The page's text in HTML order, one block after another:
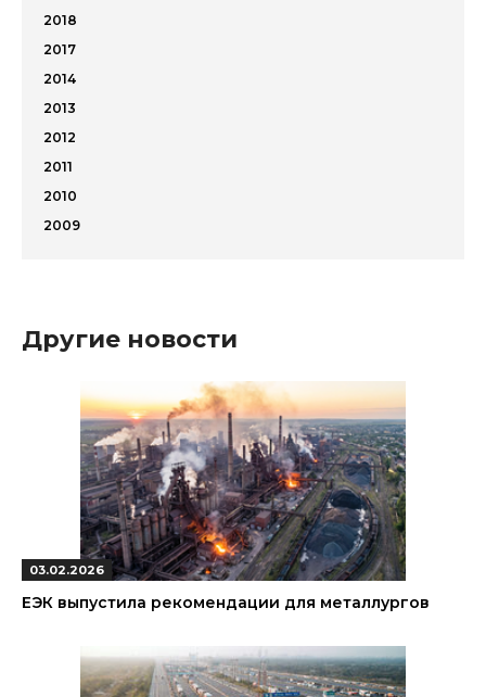
2018
2017
2014
2013
2012
2011
2010
2009
Другие новости
03.02.2026
ЕЭК выпустила рекомендации для металлургов